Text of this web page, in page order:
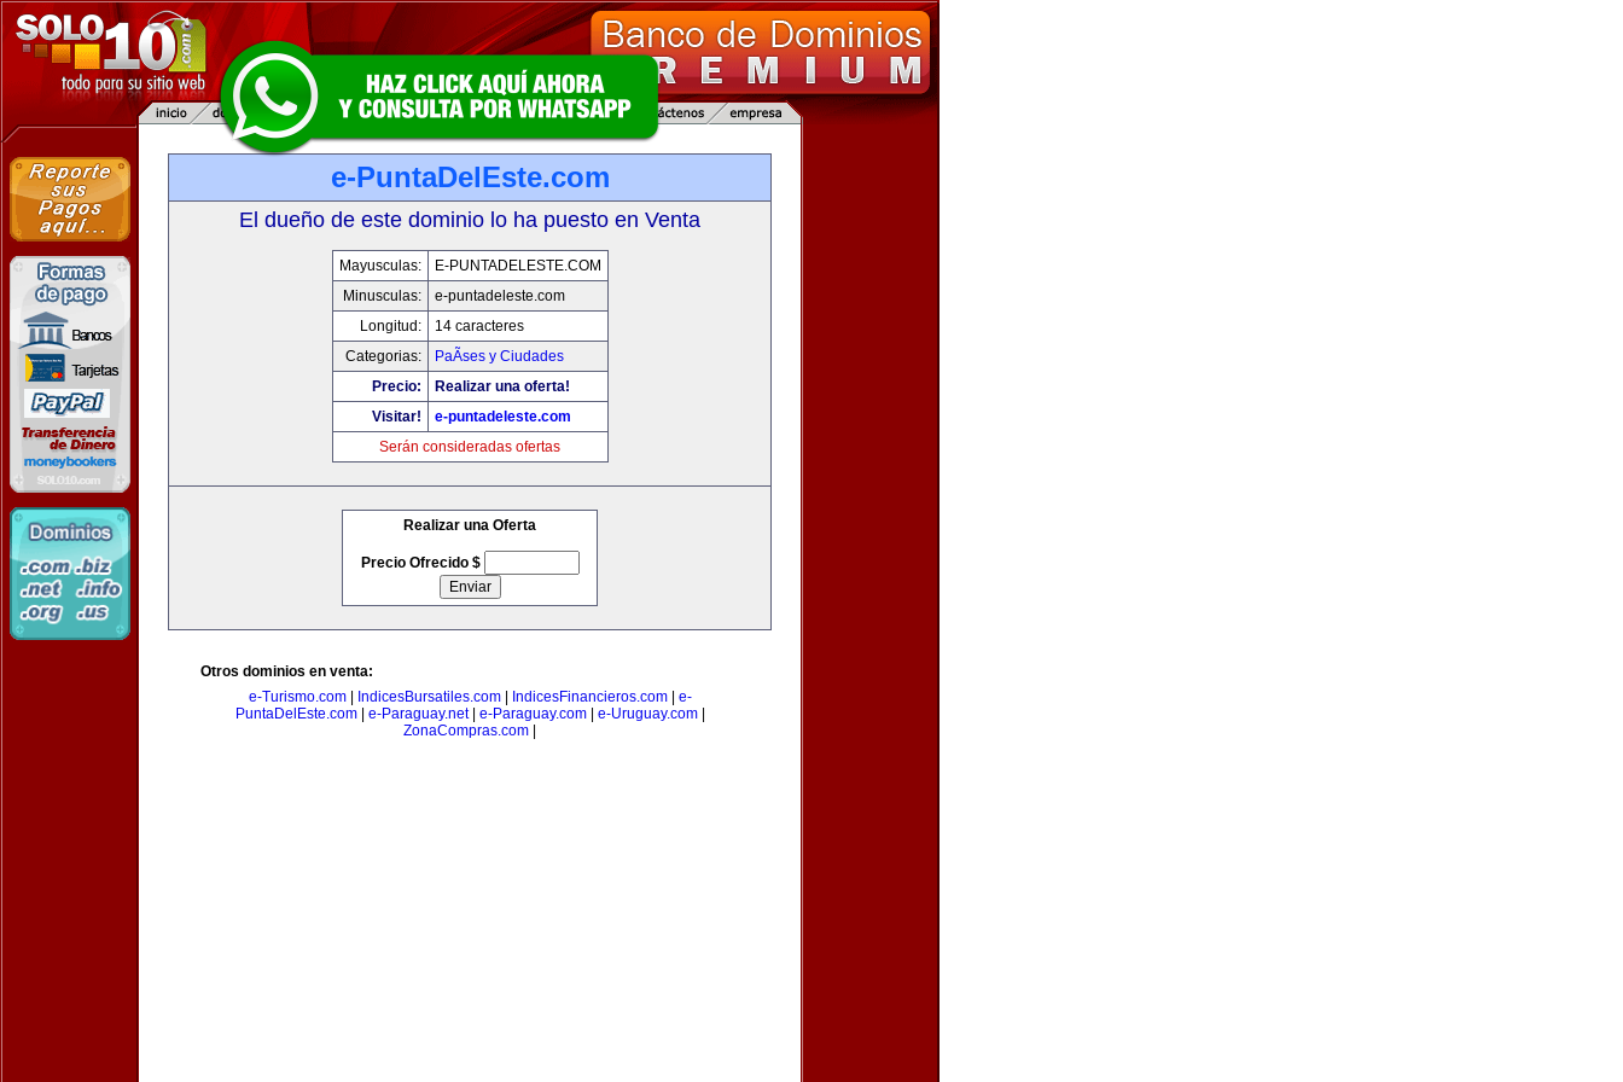
e-PuntaDelEste.com
El dueño de este dominio lo ha puesto en Venta
Mayusculas:
E-PUNTADELESTE.COM
Minusculas:
e-puntadeleste.com
Longitud:
14 caracteres
Categorias:
PaÃ­ses y Ciudades
Precio:
Realizar una oferta!
Visitar!
e-puntadeleste.com
Serán consideradas ofertas
Realizar una Oferta
Precio Ofrecido $
Otros dominios en venta:
e-Turismo.com| IndicesBursatiles.com| IndicesFinancieros.com| e-
PuntaDelEste.com| e-Paraguay.net| e-Paraguay.com| e-Uruguay.com|
ZonaCompras.com